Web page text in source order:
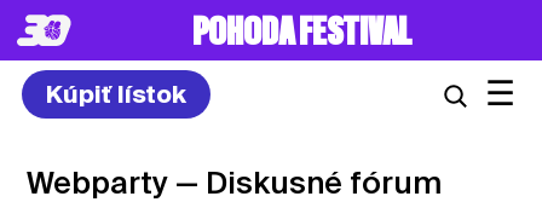
POHODA FESTIVAL
Kúpiť lístok ☰
Webparty — Diskusné fórum